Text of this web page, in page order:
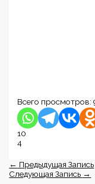
Всего просмотров:
10
4
← Предыдущая Запись
Следующая Запись →